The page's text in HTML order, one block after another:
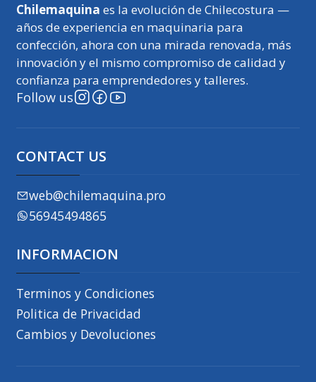
Chilemaquina es la evolución de Chilecostura —
años de experiencia en maquinaria para
confección, ahora con una mirada renovada, más
innovación y el mismo compromiso de calidad y
confianza para emprendedores y talleres.
Follow us
CONTACT US
web@chilemaquina.pro
56945494865
INFORMACION
Terminos y Condiciones
Politica de Privacidad
Cambios y Devoluciones